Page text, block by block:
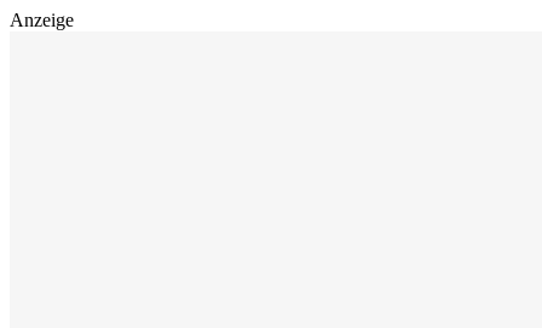
Anzeige